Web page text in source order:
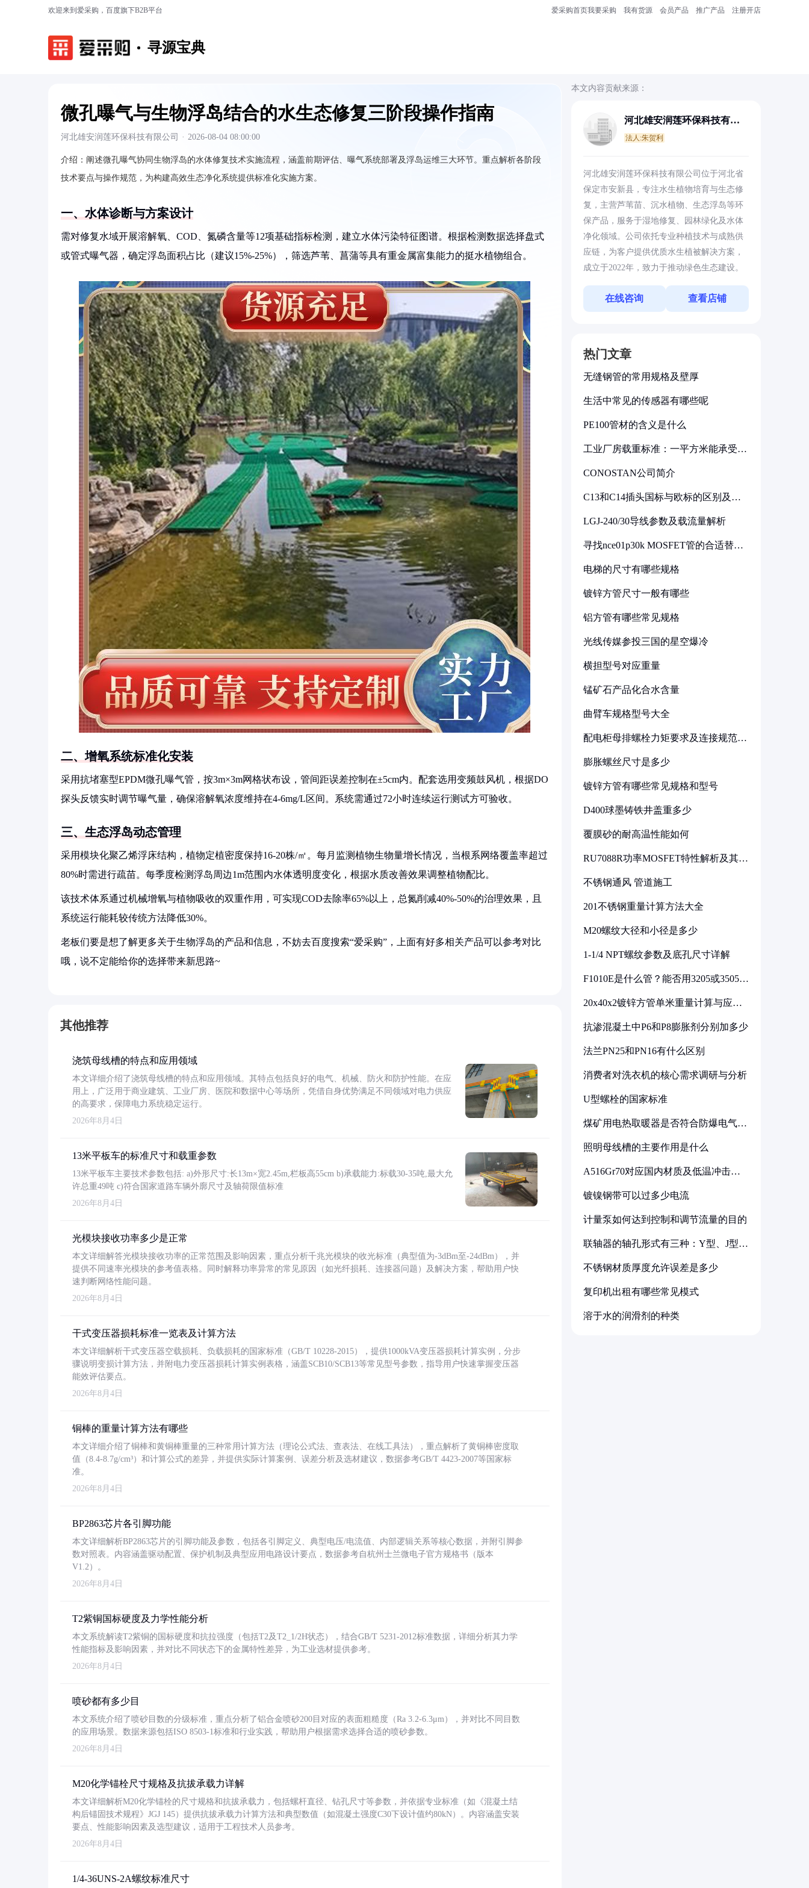
欢迎来到爱采购，百度旗下B2B平台 爱采购首页我要采购 我有货源 会员产品 推广产品 注册开店
寻源宝典
微孔曝气与生物浮岛结合的水生态修复三阶段操作指南
河北雄安润莲环保科技有限公司 · 2026-08-04 08:00:00
介绍： 阐述微孔曝气协同生物浮岛的水体修复技术实施流程，涵盖前期评估、曝气系统部署及浮岛运维三大环节。重点解析各阶段
技术要点与操作规范，为构建高效生态净化系统提供标准化实施方案。
一、水体诊断与方案设计
需对修复水域开展溶解氧、COD、氮磷含量等12项基础指标检测，建立水体污染特征图谱。根据检测数据选择盘式
或管式曝气器，确定浮岛面积占比（建议15%-25%），筛选芦苇、菖蒲等具有重金属富集能力的挺水植物组合。
二、增氧系统标准化安装
采用抗堵塞型EPDM微孔曝气管，按3m×3m网格状布设，管间距误差控制在±5cm内。配套选用变频鼓风机，根据DO
探头反馈实时调节曝气量，确保溶解氧浓度维持在4-6mg/L区间。系统需通过72小时连续运行测试方可验收。
三、生态浮岛动态管理
采用模块化聚乙烯浮床结构，植物定植密度保持16-20株/㎡。每月监测植物生物量增长情况，当根系网络覆盖率超过
80%时需进行疏苗。每季度检测浮岛周边1m范围内水体透明度变化，根据水质改善效果调整植物配比。
该技术体系通过机械增氧与植物吸收的双重作用，可实现COD去除率65%以上，总氮削减40%-50%的治理效果，且
系统运行能耗较传统方法降低30%。
老板们要是想了解更多关于生物浮岛的产品和信息，不妨去百度搜索“爱采购”，上面有好多相关产品可以参考对比
哦，说不定能给你的选择带来新思路~
其他推荐
浇筑母线槽的特点和应用领域
本文详细介绍了浇筑母线槽的特点和应用领域。其特点包括良好的电气、机械、防火和防护性能。在应
用上，广泛用于商业建筑、工业厂房、医院和数据中心等场所，凭借自身优势满足不同领域对电力供应
的高要求，保障电力系统稳定运行。
2026年8月4日
13米平板车的标准尺寸和载重参数
13米平板车主要技术参数包括: a)外形尺寸:长13m×宽2.45m,栏板高55cm b)承载能力:标载30-35吨,最大允
许总重49吨 c)符合国家道路车辆外廓尺寸及轴荷限值标准
2026年8月4日
光模块接收功率多少是正常
本文详细解答光模块接收功率的正常范围及影响因素，重点分析千兆光模块的收光标准（典型值为-3dBm至-24dBm），并
提供不同速率光模块的参考值表格。同时解释功率异常的常见原因（如光纤损耗、连接器问题）及解决方案，帮助用户快
速判断网络性能问题。
2026年8月4日
干式变压器损耗标准一览表及计算方法
本文详细解析干式变压器空载损耗、负载损耗的国家标准（GB/T 10228-2015），提供1000kVA变压器损耗计算实例，分步
骤说明变损计算方法，并附电力变压器损耗计算实例表格，涵盖SCB10/SCB13等常见型号参数，指导用户快速掌握变压器
能效评估要点。
2026年8月4日
铜棒的重量计算方法有哪些
本文详细介绍了铜棒和黄铜棒重量的三种常用计算方法（理论公式法、查表法、在线工具法），重点解析了黄铜棒密度取
值（8.4-8.7g/cm³）和计算公式的差异，并提供实际计算案例、误差分析及选材建议，数据参考GB/T 4423-2007等国家标
准。
2026年8月4日
BP2863芯片各引脚功能
本文详细解析BP2863芯片的引脚功能及参数，包括各引脚定义、典型电压/电流值、内部逻辑关系等核心数据，并附引脚参
数对照表。内容涵盖驱动配置、保护机制及典型应用电路设计要点，数据参考自杭州士兰微电子官方规格书（版本
V1.2）。
2026年8月4日
T2紫铜国标硬度及力学性能分析
本文系统解读T2紫铜的国标硬度和抗拉强度（包括T2及T2_1/2H状态），结合GB/T 5231-2012标准数据，详细分析其力学
性能指标及影响因素，并对比不同状态下的金属特性差异，为工业选材提供参考。
2026年8月4日
喷砂都有多少目
本文系统介绍了喷砂目数的分级标准，重点分析了铝合金喷砂200目对应的表面粗糙度（Ra 3.2-6.3μm），并对比不同目数
的应用场景。数据来源包括ISO 8503-1标准和行业实践，帮助用户根据需求选择合适的喷砂参数。
2026年8月4日
M20化学锚栓尺寸规格及抗拔承载力详解
本文详细解析M20化学锚栓的尺寸规格和抗拔承载力，包括螺杆直径、钻孔尺寸等参数，并依据专业标准（如《混凝土结
构后锚固技术规程》JGJ 145）提供抗拔承载力计算方法和典型数值（如混凝土强度C30下设计值约80kN）。内容涵盖安装
要点、性能影响因素及选型建议，适用于工程技术人员参考。
2026年8月4日
1/4-36UNS-2A螺纹标准尺寸
本文内容贡献来源：
河北雄安润莲环保科技有限
法人:朱贺利
河北雄安润莲环保科技有限公司位于河北省
保定市安新县，专注水生植物培育与生态修
复，主营芦苇苗、沉水植物、生态浮岛等环
保产品，服务于湿地修复、园林绿化及水体
净化领域。公司依托专业种植技术与成熟供
应链，为客户提供优质水生植被解决方案，
成立于2022年，致力于推动绿色生态建设。
在线咨询 查看店铺
热门文章
无缝钢管的常用规格及壁厚
生活中常见的传感器有哪些呢
PE100管材的含义是什么
工业厂房载重标准：一平方米能承受多
CONOSTAN公司简介
C13和C14插头国标与欧标的区别及其
LGJ-240/30导线参数及载流量解析
寻找nce01p30k MOSFET管的合适替代
电梯的尺寸有哪些规格
镀锌方管尺寸一般有哪些
铝方管有哪些常见规格
光线传媒参投三国的星空爆冷
横担型号对应重量
锰矿石产品化合水含量
曲臂车规格型号大全
配电柜母排螺栓力矩要求及连接规范详
膨胀螺丝尺寸是多少
镀锌方管有哪些常见规格和型号
D400球墨铸铁井盖重多少
覆膜砂的耐高温性能如何
RU7088R功率MOSFET特性解析及其在
不锈钢通风 管道施工
201不锈钢重量计算方法大全
M20螺纹大径和小径是多少
1-1/4 NPT螺纹参数及底孔尺寸详解
F1010E是什么管？能否用3205或3505代
20x40x2镀锌方管单米重量计算与应用
抗渗混凝土中P6和P8膨胀剂分别加多少
法兰PN25和PN16有什么区别
消费者对洗衣机的核心需求调研与分析
U型螺栓的国家标准
煤矿用电热取暖器是否符合防爆电气设
照明母线槽的主要作用是什么
A516Gr70对应国内材质及低温冲击要
镀镍钢带可以过多少电流
计量泵如何达到控制和调节流量的目的
联轴器的轴孔形式有三种：Y型、J型、
不锈钢材质厚度允许误差是多少
复印机出租有哪些常见模式
溶于水的润滑剂的种类